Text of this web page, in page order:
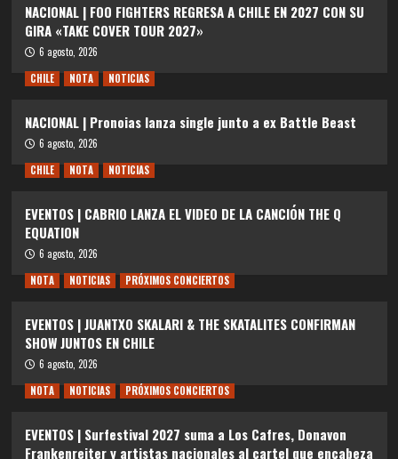
NACIONAL | FOO FIGHTERS REGRESA A CHILE EN 2027 CON SU
GIRA «TAKE COVER TOUR 2027»
6 agosto, 2026
CHILE
NOTA NOTICIAS
NACIONAL | Pronoias lanza single junto a ex Battle Beast
6 agosto, 2026
CHILE
NOTA NOTICIAS
EVENTOS | CABRIO LANZA EL VIDEO DE LA CANCIÓN THE Q
EQUATION
6 agosto, 2026
NOTA
NOTICIAS PRÓXIMOS CONCIERTOS
EVENTOS | JUANTXO SKALARI & THE SKATALITES CONFIRMAN
SHOW JUNTOS EN CHILE
6 agosto, 2026
NOTA
NOTICIAS PRÓXIMOS CONCIERTOS
EVENTOS | Surfestival 2027 suma a Los Cafres, Donavon
Frankenreiter y artistas nacionales al cartel que encabeza